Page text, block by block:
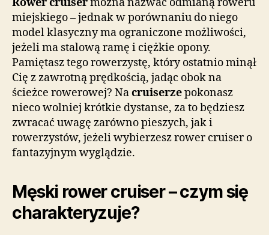
miejskiego – jednak w porównaniu do niego
model klasyczny ma ograniczone możliwości,
jeżeli ma stalową ramę i ciężkie opony.
Pamiętasz tego rowerzystę, który ostatnio minął
Cię z zawrotną prędkością, jadąc obok na
ścieżce rowerowej? Nacruiserzepokonasz
nieco wolniej krótkie dystanse, za to będziesz
zwracać uwagę zarówno pieszych, jak i
rowerzystów, jeżeli wybierzesz rower cruiser o
fantazyjnym wyglądzie.
Męski rower cruiser – czym się
charakteryzuje?